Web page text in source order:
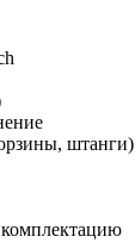
штанги)
комплектацию